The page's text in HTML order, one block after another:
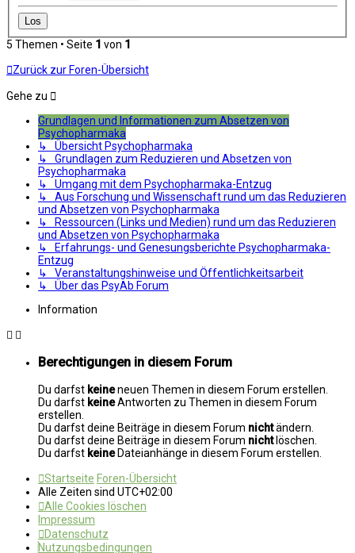
5 Themen • Seite 1 von 1
Zurück zur Foren-Übersicht
Gehe zu
Grundlagen und Informationen zum Absetzen von
Psychopharmaka
↳ Übersicht Psychopharmaka
↳ Grundlagen zum Reduzieren und Absetzen von
Psychopharmaka
↳ Umgang mit dem Psychopharmaka-Entzug
↳ Aus Forschung und Wissenschaft rund um das Reduzieren
und Absetzen von Psychopharmaka
↳ Ressourcen (Links und Medien) rund um das Reduzieren
und Absetzen von Psychopharmaka
↳ Erfahrungs- und Genesungsberichte Psychopharmaka-
Entzug
↳ Veranstaltungshinweise und Öffentlichkeitsarbeit
↳ Über das PsyAb Forum
Information
Berechtigungen in diesem Forum
Du darfst keineneuen Themen in diesem Forum erstellen.
Du darfst keineAntworten zu Themen in diesem Forum
erstellen.
Du darfst deine Beiträge in diesem Forum nichtändern.
Du darfst deine Beiträge in diesem Forum nichtlöschen.
Du darfst keineDateianhänge in diesem Forum erstellen.
Startseite Foren-Übersicht
Alle Zeiten sind UTC+02:00
Alle Cookies löschen
Impressum
Datenschutz
Nutzungsbedingungen